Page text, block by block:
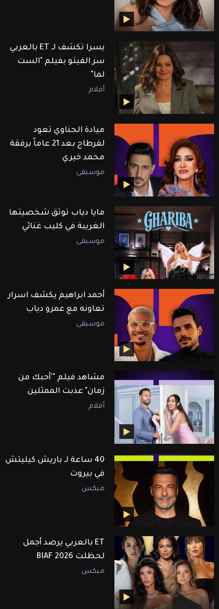
يسرا تكشف لـ ET بالعربي
سر الفيتو بفيلم "الست
لما"
أفلام
ميادة الحناوي تعود
لقرطاج بعد 21 عاماً برفقة
محمد خيري
موسيقى
مايا دياب توثق شخصيتها
الغريبة في كليب غنائي
موسيقى
أحمد ابراهيم يكشف اسرار
تعاونه مع عمرو دياب
موسيقى
مشاهد فيلم "'أحبك من
زمان" عذبت الممثلين
أفلام
40 ساعة لـ باريش كيليتش
في بيروت
ميكس
ET بالعربي يرصد أجمل
لحظلت BIAF 2026
ميكس